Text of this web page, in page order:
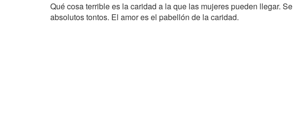
Qué cosa terrible es la caridad a la que las mujeres pueden llegar.
absolutos tontos. El amor es el pabellón de la caridad.